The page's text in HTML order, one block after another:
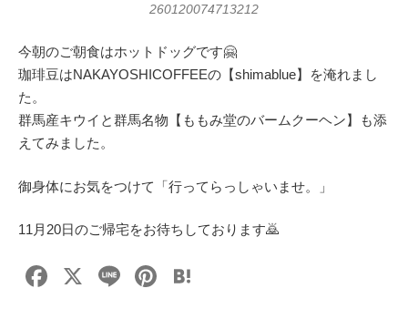
260120074713212
今朝のご朝食はホットドッグです🤗
珈琲豆はNAKAYOSHICOFFEEの【shimablue】を淹れまし
た。
群馬産キウイと群馬名物【ももみ堂のバームクーヘン】も添
えてみました。
御身体にお気をつけて「行ってらっしゃいませ。」
11月20日のご帰宅をお待ちしております🙇
F
X
Li
Pi